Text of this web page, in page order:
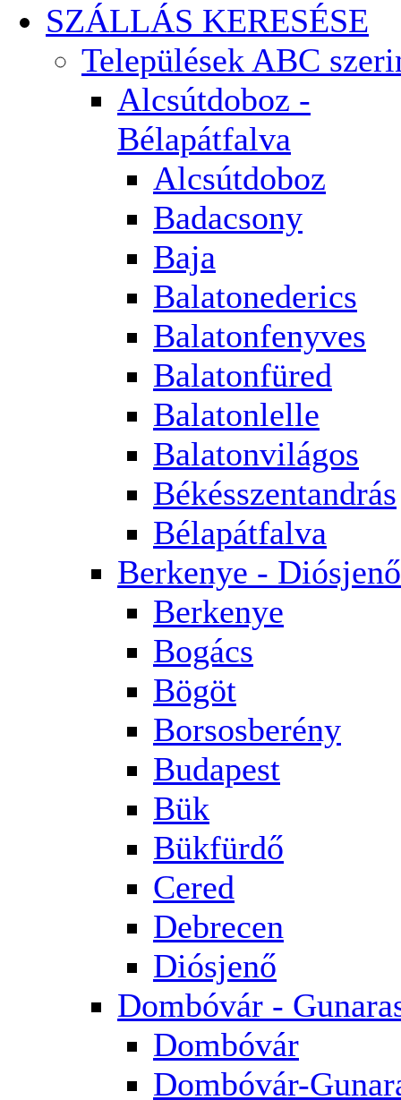
SZÁLLÁS KERESÉSE
Települések ABC
Alcsútdoboz -
Bélapátfalva
Alcsútdoboz
Badacsony
Baja
Balatonederics
Balatonfenyves
Balatonfüred
Balatonlelle
Balatonvilágos
Békésszentandrás
Bélapátfalva
Berkenye - Diósjenő
Berkenye
Bogács
Bögöt
Borsosberény
Budapest
Bük
Bükfürdő
Cered
Debrecen
Diósjenő
Dombóvár -
Dombóvár
Dombóvár-